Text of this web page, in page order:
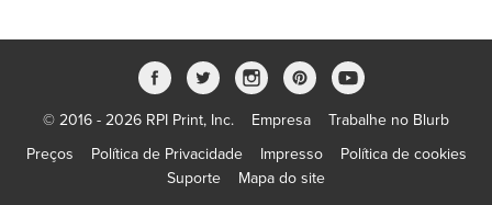
© 2016 - 2026 RPI Print, Inc. Empresa
Trabalhe no Blurb
Preços
Política de Privacidade Impresso
Política de cookies
Suporte
Mapa do site